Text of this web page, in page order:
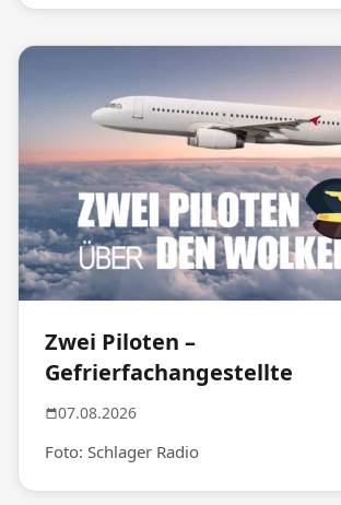
Zwei Piloten –
Gefrierfachangestellte
07.08.2026
Foto: Schlager Radio